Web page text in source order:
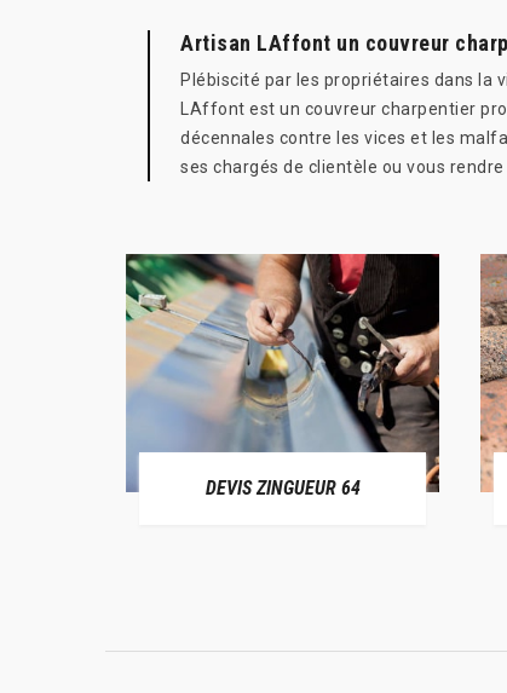
Artisan LAffont un couvreur
Plébiscité par les propriétaires dans la
LAffont est un couvreur charpentier
décennales contre les vices et les
ses chargés de clientèle ou vous
DEVIS ZINGUEUR 64